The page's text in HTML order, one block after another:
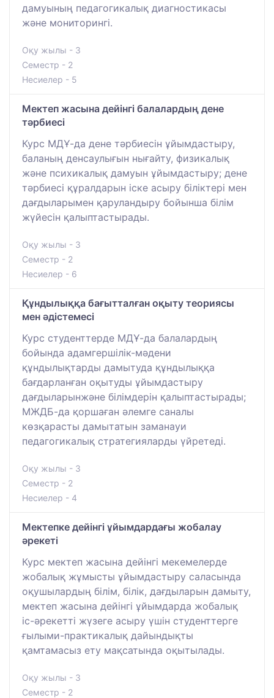
дамуының педагогикалық диагностикасы
және мониторингі.
Оқу жылы - 3
Семестр - 2
Несиелер - 5
Мектеп жасына дейінгі балалардың дене
тәрбиесі
Курс МДҰ-да дене тәрбиесін ұйымдастыру,
баланың денсаулығын нығайту, физикалық
және психикалық дамуын ұйымдастыру; дене
тәрбиесі құралдарын іске асыру біліктері мен
дағдыларымен қаруландыру бойынша білім
жүйесін қалыптастырады.
Оқу жылы - 3
Семестр - 2
Несиелер - 6
Құндылыққа бағытталған оқыту теориясы
мен әдістемесі
Курс студенттерде МДҰ-да балалардың
бойында адамгершілік-мәдени
құндылықтарды дамытуда құндылыққа
бағдарланған оқытуды ұйымдастыру
дағдыларынжәне білімдерін қалыптастырады;
МЖДБ-да қоршаған әлемге саналы
көзқарасты дамытатын заманауи
педагогикалық стратегияларды үйретеді.
Оқу жылы - 3
Семестр - 2
Несиелер - 4
Мектепке дейінгі ұйымдардағы жобалау
әрекеті
Курс мектеп жасына дейінгі мекемелерде
жобалық жұмысты ұйымдастыру саласында
оқушылардың білім, білік, дағдыларын дамыту,
мектеп жасына дейінгі ұйымдарда жобалық
іс-әрекетті жүзеге асыру үшін студенттерге
ғылыми-практикалық дайындықты
қамтамасыз ету мақсатында оқытылады.
Оқу жылы - 3
Семестр - 2